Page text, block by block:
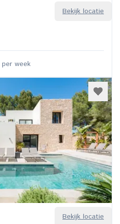
Bekijk locatie
per week
Bekijk locatie